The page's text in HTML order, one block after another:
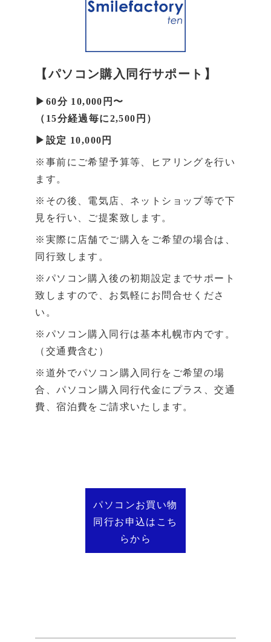
【パソコン購入同行サポート】
▶60分 10,000円〜
（15分経過毎に2,500円）
▶設定 10,000円
※事前にご希望予算等、ヒアリングを行い
ます。
※その後、電気店、ネットショップ等で下
見を行い、ご提案致します。
※実際に店舗でご購入をご希望の場合は、
同行致します。
※パソコン購入後の初期設定までサポート
致しますので、お気軽にお問合せくださ
い。
※パソコン購入同行は基本札幌市内です。
（交通費含む）
※道外でパソコン購入同行をご希望の場
合、パソコン購入同行代金にプラス、交通
費、宿泊費をご請求いたします。
パソコンお買い物
同行お申込はこち
らから